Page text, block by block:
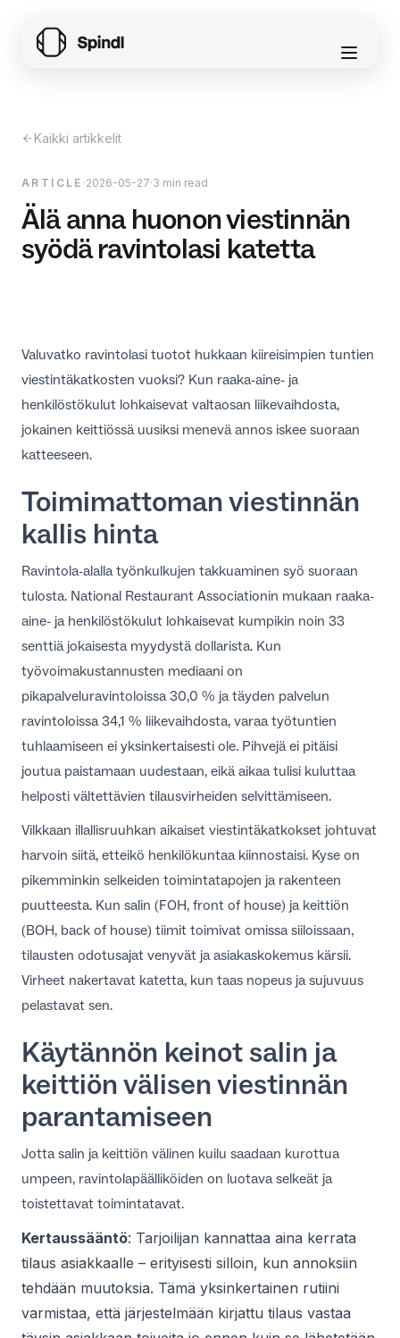
Kaikki artikkelit
ARTICLE ·2026-05-27·3 min read
Älä anna huonon viestinnän
syödä ravintolasi katetta
Valuvatko ravintolasi tuotot hukkaan kiireisimpien tuntien
viestintäkatkosten vuoksi? Kun raaka-aine- ja
henkilöstökulut lohkaisevat valtaosan liikevaihdosta,
jokainen keittiössä uusiksi menevä annos iskee suoraan
katteeseen.
Toimimattoman viestinnän
kallis hinta
Ravintola-alalla työnkulkujen takkuaminen syö suoraan
tulosta. National Restaurant Associationin mukaan raaka-
aine- ja henkilöstökulut lohkaisevat kumpikin noin 33
senttiä jokaisesta myydystä dollarista. Kun
työvoimakustannusten mediaani on
pikapalveluravintoloissa 30,0 % ja täyden palvelun
ravintoloissa 34,1 % liikevaihdosta, varaa työtuntien
tuhlaamiseen ei yksinkertaisesti ole. Pihvejä ei pitäisi
joutua paistamaan uudestaan, eikä aikaa tulisi kuluttaa
helposti vältettävien tilausvirheiden selvittämiseen.
Vilkkaan illallisruuhkan aikaiset viestintäkatkokset johtuvat
harvoin siitä, etteikö henkilökuntaa kiinnostaisi. Kyse on
pikemminkin selkeiden toimintatapojen ja rakenteen
puutteesta. Kun salin (FOH, front of house) ja keittiön
(BOH, back of house) tiimit toimivat omissa siiloissaan,
tilausten odotusajat venyvät ja asiakaskokemus kärsii.
Virheet nakertavat katetta, kun taas nopeus ja sujuvuus
pelastavat sen.
Käytännön keinot salin ja
keittiön välisen viestinnän
parantamiseen
Jotta salin ja keittiön välinen kuilu saadaan kurottua
umpeen, ravintolapäälliköiden on luotava selkeät ja
toistettavat toimintatavat.
Kertaussääntö: Tarjoilijan kannattaa aina kerrata
tilaus asiakkaalle – erityisesti silloin, kun annoksiin
tehdään muutoksia. Tämä yksinkertainen rutiini
varmistaa, että järjestelmään kirjattu tilaus vastaa